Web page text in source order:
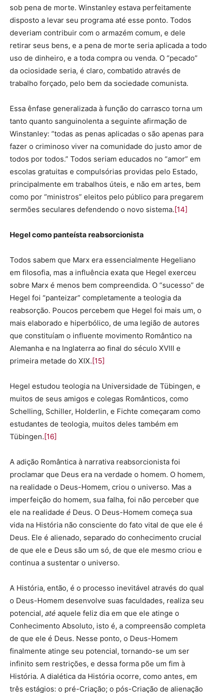
sob pena de morte. Winstanley estava perfeitamente
disposto a levar seu programa até esse ponto. Todos
deveriam contribuir com o armazém comum, e dele
retirar seus bens, e a pena de morte seria aplicada a todo
uso de dinheiro, e a toda compra ou venda. O “pecado”
da ociosidade seria, é claro, combatido através de
trabalho forçado, pelo bem da sociedade comunista.
Essa ênfase generalizada à função do carrasco torna um
tanto quanto sanguinolenta a seguinte afirmação de
Winstanley: “todas as penas aplicadas o são apenas para
fazer o criminoso viver na comunidade do justo amor de
todos por todos.” Todos seriam educados no “amor” em
escolas gratuitas e compulsórias providas pelo Estado,
principalmente em trabalhos úteis, e não em artes, bem
como por “ministros” eleitos pelo público para pregarem
sermões seculares defendendo o novo sistema.[14]
Hegel como panteísta reabsorcionista
Todos sabem que Marx era essencialmente Hegeliano
em filosofia, mas a influência exata que Hegel exerceu
sobre Marx é menos bem compreendida. O “sucesso” de
Hegel foi “panteizar” completamente a teologia da
reabsorção. Poucos percebem que Hegel foi mais um, o
mais elaborado e hiperbólico, de uma legião de autores
que constituíam o influente movimento Romântico na
Alemanha e na Inglaterra ao final do século XVIII e
primeira metade do XIX.[15]
Hegel estudou teologia na Universidade de Tübingen, e
muitos de seus amigos e colegas Românticos, como
Schelling, Schiller, Holderlin, e Fichte começaram como
estudantes de teologia, muitos deles também em
Tübingen.[16]
A adição Romântica à narrativa reabsorcionista foi
proclamar que Deus era na verdade o homem. O homem,
na realidade o Deus-Homem, criou o universo. Mas a
imperfeição do homem, sua falha, foi não perceber que
ele na realidade é Deus. O Deus-Homem começa sua
vida na História não consciente do fato vital de que ele é
Deus. Ele é alienado, separado do conhecimento crucial
de que ele e Deus são um só, de que ele mesmo criou e
continua a sustentar o universo.
A História, então, é o processo inevitável através do qual
o Deus-Homem desenvolve suas faculdades, realiza seu
potencial, até aquele feliz dia em que ele atinge o
Conhecimento Absoluto, isto é, a compreensão completa
de que ele é Deus. Nesse ponto, o Deus-Homem
finalmente atinge seu potencial, tornando-se um ser
infinito sem restrições, e dessa forma põe um fim à
História. A dialética da História ocorre, como antes, em
três estágios: o pré-Criação; o pós-Criação de alienação